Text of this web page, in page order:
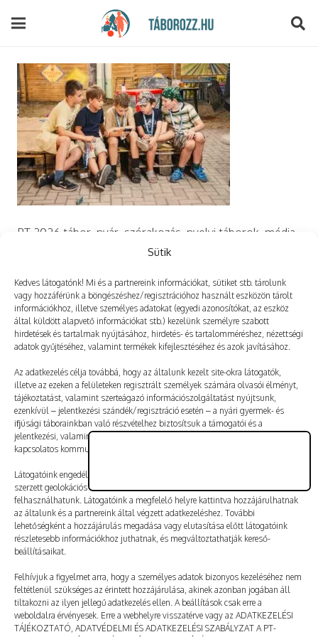
Sütik
Kedves látogatónk! Mi és a partnereink információkat, sütiket stb. tárolunk
vagy hozzáférünk a böngészéshez/regisztrációhoz használt eszközön tárolt
információkhoz, illetve személyes adatokat (egyedi azonosítókat, az eszköz
által küldött alapvető információkat stb.) kezelünk személyre szabott
hirdetések és tartalmak nyújtásához, hirdetés- és tartalomméréshez, nézettségi
adatok gyűjtéséhez, valamint termékek kifejlesztéséhez és azok javításához.
Az adatkezelés célja továbbá, hogy az általunk kezelt site-okra látogatók,
illetve az ezeken a felületeken regisztrált személyek számára olvasói élményt,
tájékoztatást, valamint szerteágazó információszolgáltatást nyújtsunk,
ezenkívül – jelentkezési szándék/regisztráció esetén – a nyári gyermek- és
ifjúsági táborainkban való részvételhez biztosítsuk a támogatói és a
jelentkezési, valamint a számlázási feltételeket és a táborszervezéssel
kapcsolatos kommunikációt.
Látogatóink engedélyével mi és a partnereink eszközleolvasásos módszerrel
szerzett geolokációs adatokat és azonosítási információkat is
felhasználhatunk. Látogatóink a megfelelő helyre kattintva hozzájárulhatnak
az általunk és a partnereink által végzett adatkezeléshez. További
lehetőségként a hozzájárulás megadása vagy elutasítása előtt látogatóink
részletesebb információkhoz juthatnak, és megváltoztathatják kereső-
beállításaikat.
Felhívjuk a figyelmet arra, hogy a személyes adatok bizonyos kezeléséhez nem
feltétlenül szükséges az érintett hozzájárulása, akinek azonban jogában áll
tiltakozni az ilyen jellegű adatkezelés ellen. A beállítások csak erre a
weboldalra érvényesek. Erre a webhelyre visszatérve vagy az ADATKEZELÉSI
TÁJÉKOZTATÓ, ADATVÉDELMI ÉS ADATKEZELÉSI SZABÁLYZAT A PT-
PT 2026 tábor, nyár, szórakozás, nyelvi táborok, média,
film, robotika, angoltábor, fotós tábor, sporttábor,
Vélemény, hozzászólás?
Az e-mail-címet nem tesszük közzé. A kötelező mezőket
*karakterrel jelöltük
A nevem, e-mail-címem, és weboldalcímem mentése
a böngészőben a következő hozzászólásomhoz.